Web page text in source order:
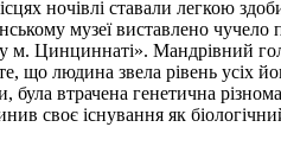
ночівлі ставали легкою
музеї виставлено чучело
м. Цинциннаті». Мандрівний
що людина звела рівень усіх
втрачена генетична
своє існування як